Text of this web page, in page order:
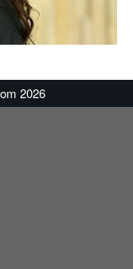
2026